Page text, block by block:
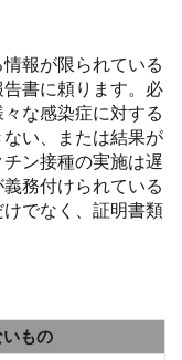
報が限られている
書に頼ります。必
な感染症に対する
い、または結果が
ン接種の実施は遅
務付けられている
でなく、証明書類
もの